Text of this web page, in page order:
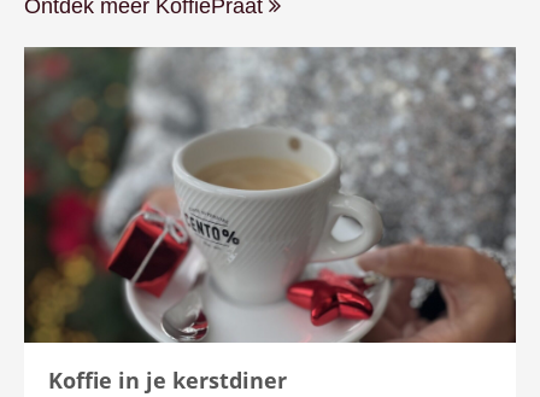
Ontdek meer KoffiePraat
Koffie in je kerstdiner